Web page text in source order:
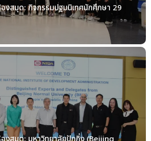
งสมุด: กิจกรรมปฐมนิเทศนักศึกษา 29